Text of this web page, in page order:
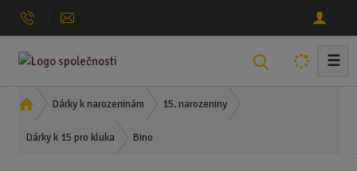
☰
Ú
o
Dárky k narozeninám 15. narozeniny
Dárky k 15 pro kluka Bino